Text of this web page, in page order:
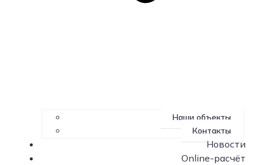
Наши объекты
Контакты
Новости
Online-расчёт